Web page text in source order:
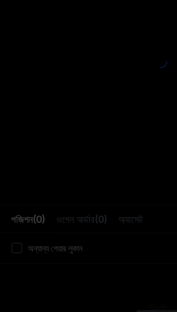
পজিশন(0) ওপেন অর্ডার(0) অ্যাসেট
অন্যান্য পেয়ার লুকান